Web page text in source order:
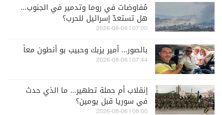
مُفاوضات في روما وتدمير في الجنوب...
هل تستعدّ إسرائيل للحرب؟
07:00 | 2026-08-06
بالصور... أمير يزبك وحبيب بو أنطون معاً
07:44 | 2026-08-06
إنقلاب أم حملة تطهير... ما الذي حدث
في سوريا قبل يومين؟
08:00 | 2026-08-06